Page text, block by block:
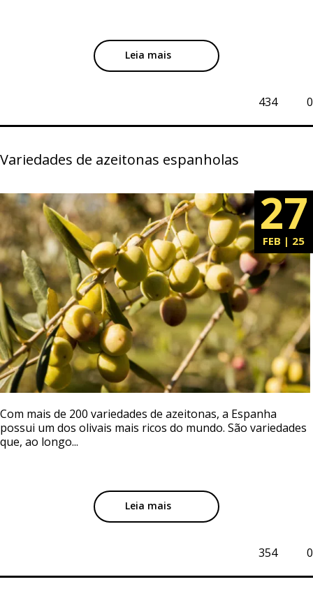
Leia mais
0
434
Variedades de azeitonas espanholas
27
FEB | 25
Com mais de 200 variedades de azeitonas, a Espanha
possui um dos olivais mais ricos do mundo. São variedades
que, ao longo...
Leia mais
0
354